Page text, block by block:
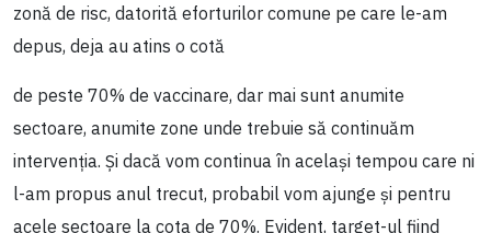
zonă de risc, datorită eforturilor comune pe care le-am
depus, deja au atins o cotă
de peste 70% de vaccinare, dar mai sunt anumite
sectoare, anumite zone unde trebuie să continuăm
intervenția. Și dacă vom continua în același tempou care ni
l-am propus anul trecut, probabil vom ajunge și pentru
acele sectoare la cota de 70%. Evident, target-ul fiind